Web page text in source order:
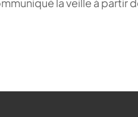
la veille à partir